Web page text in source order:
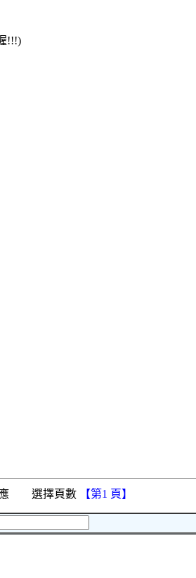
!!!)
應 選擇頁數 【第1 頁】